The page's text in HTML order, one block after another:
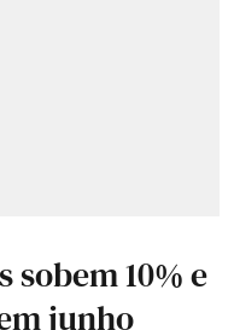
sobem 10% e
junho